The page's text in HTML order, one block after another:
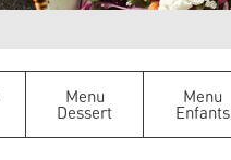
Menu
Dessert
Menu
Enfants